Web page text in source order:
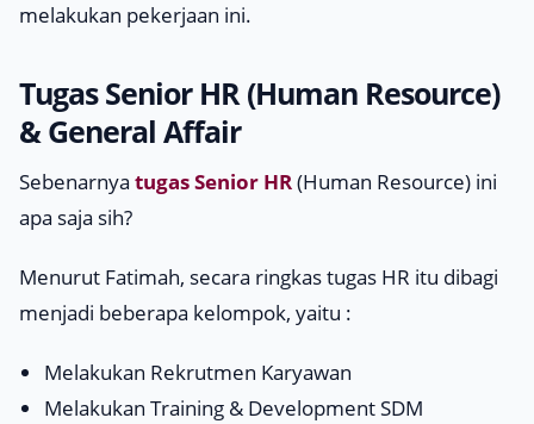
melakukan pekerjaan ini.
Tugas Senior HR (Human Resource)
& General Affair
Sebenarnya tugas Senior HR(Human Resource) ini
apa saja sih?
Menurut Fatimah, secara ringkas tugas HR itu dibagi
menjadi beberapa kelompok, yaitu :
Melakukan Rekrutmen Karyawan
MelakukanTraining & DevelopmentSDM